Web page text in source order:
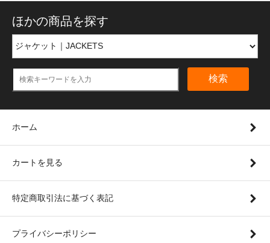
ほかの商品を探す
検索
ホーム
カートを見る
特定商取引法に基づく表記
プライバシーポリシー